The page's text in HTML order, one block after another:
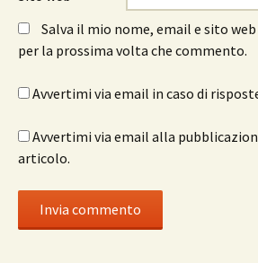
Salva il mio nome, email e sito
per la prossima volta che commento.
Avvertimi via email in caso di
Avvertimi via email alla
articolo.